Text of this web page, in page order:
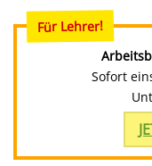
Für Lehrer!
Sofort